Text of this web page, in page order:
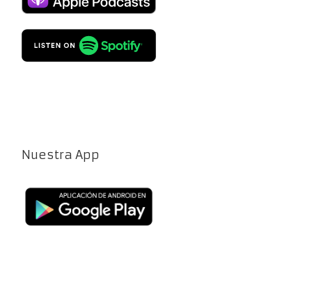
Nuestra App